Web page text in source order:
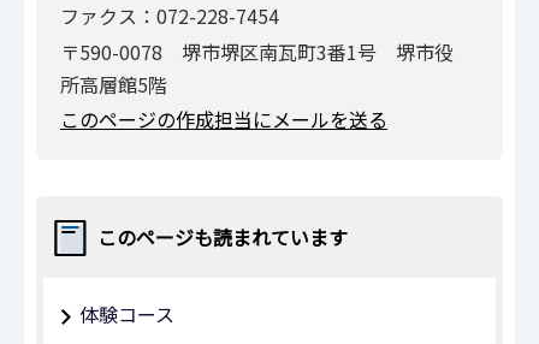
ファクス：072-228-7454
〒590-0078 堺市堺区南瓦町3番1号 堺市役
所高層館5階
このページの作成担当にメールを送る
このページも読まれています
体験コース